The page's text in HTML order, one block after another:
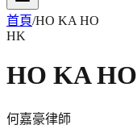
首頁/HO KA HO
HK
HO KA HO
何嘉豪律師